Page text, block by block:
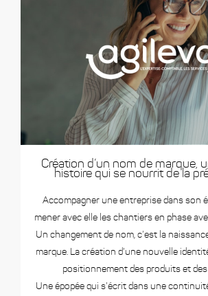
Création d’un nom de marque,
histoire qui se nourrit de la
Accompagner une entreprise dans son
mener avec elle les chantiers en phase
Un changement de nom, c’est la
marque. La création d’une nouvelle
positionnement des produits et
Une épopée qui s’écrit dans une